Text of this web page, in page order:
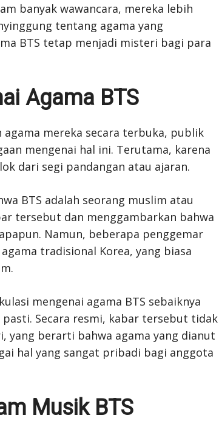
banyak wawancara, mereka lebih
tentang agama yang
BTS tetap menjadi misteri bagi para
Agama BTS
mereka secara terbuka, publik
mengenai hal ini. Terutama, karena
dari segi pandangan atau ajaran.
BTS adalah seorang muslim atau
tersebut dan menggambarkan bahwa
Namun, beberapa penggemar
tradisional Korea, yang biasa
mengenai agama BTS sebaiknya
Secara resmi, kabar tersebut tidak
yang berarti bahwa agama yang dianut
hal yang sangat pribadi bagi anggota
Musik BTS